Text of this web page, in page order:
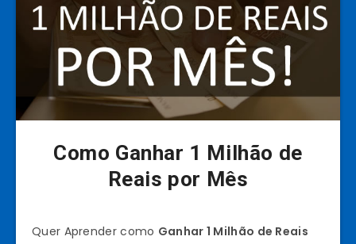
Como Ganhar 1 Milhão de
Reais por Mês
Quer Aprender como Ganhar 1 Milhão de Reais